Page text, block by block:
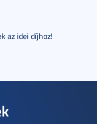
az idei díjhoz!